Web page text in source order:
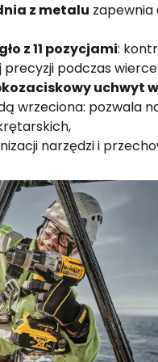
z metalu zapewnia
z 11 pozycjami:
podczas
uchwyt
wrzeciona: pozwala
narzędzi i